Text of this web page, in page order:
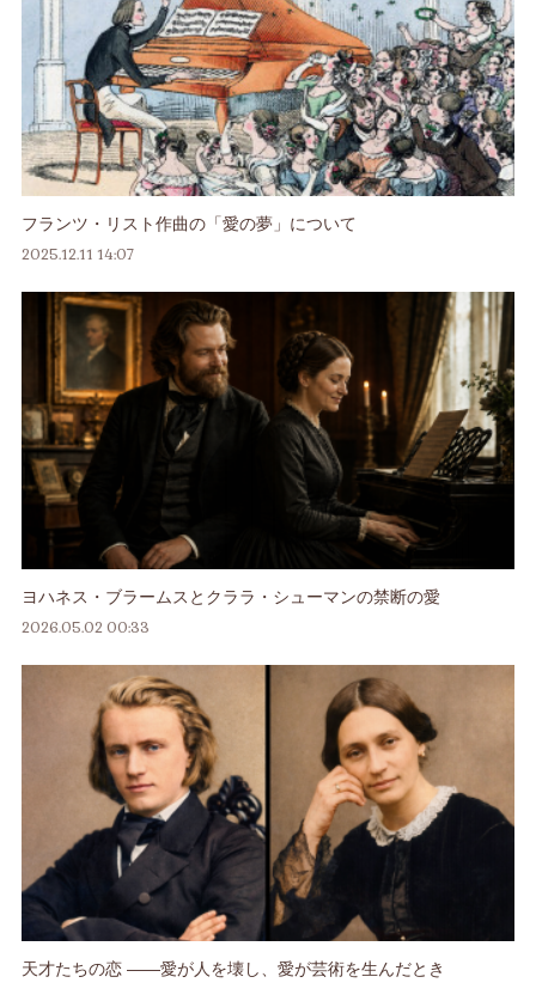
フランツ・リスト作曲の「愛の夢」について
2025.12.11 14:07
ヨハネス・ブラームスとクララ・シューマンの禁断の愛
2026.05.02 00:33
天才たちの恋 ――愛が人を壊し、愛が芸術を生んだとき